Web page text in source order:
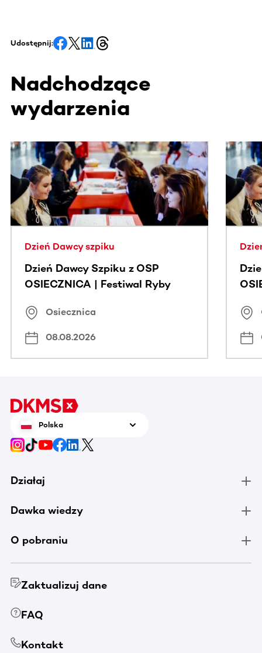
Udostępnij:
Nadchodzące
wydarzenia
Ta sekcja zawiera treści przewijane w poziomie. Użyj
Dzień Dawcy szpiku
Dzień Dawcy Szpiku z OSP
OSIECZNICA | Festiwal Ryby
Osiecznica
08.08.2026
Polska
Działaj
Dawka wiedzy
O pobraniu
Zaktualizuj dane
FAQ
Kontakt